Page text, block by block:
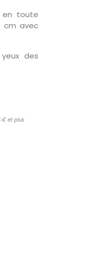
en toute
cm avec
des
€ et plus